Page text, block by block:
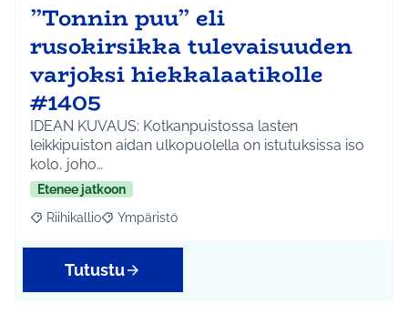
”Tonnin puu” eli
rusokirsikka tulevaisuuden
varjoksi hiekkalaatikolle
#1405
IDEAN KUVAUS: Kotkanpuistossa lasten
leikkipuiston aidan ulkopuolella on istutuksissa iso
kolo, joho…
Etenee jatkoon
Rajaa tulokset aihepiirin mukaan: Riihikallio
Riihikallio Rajaa tulokset teeman mukaan: Ympäristö
Ympäristö
Tutustu